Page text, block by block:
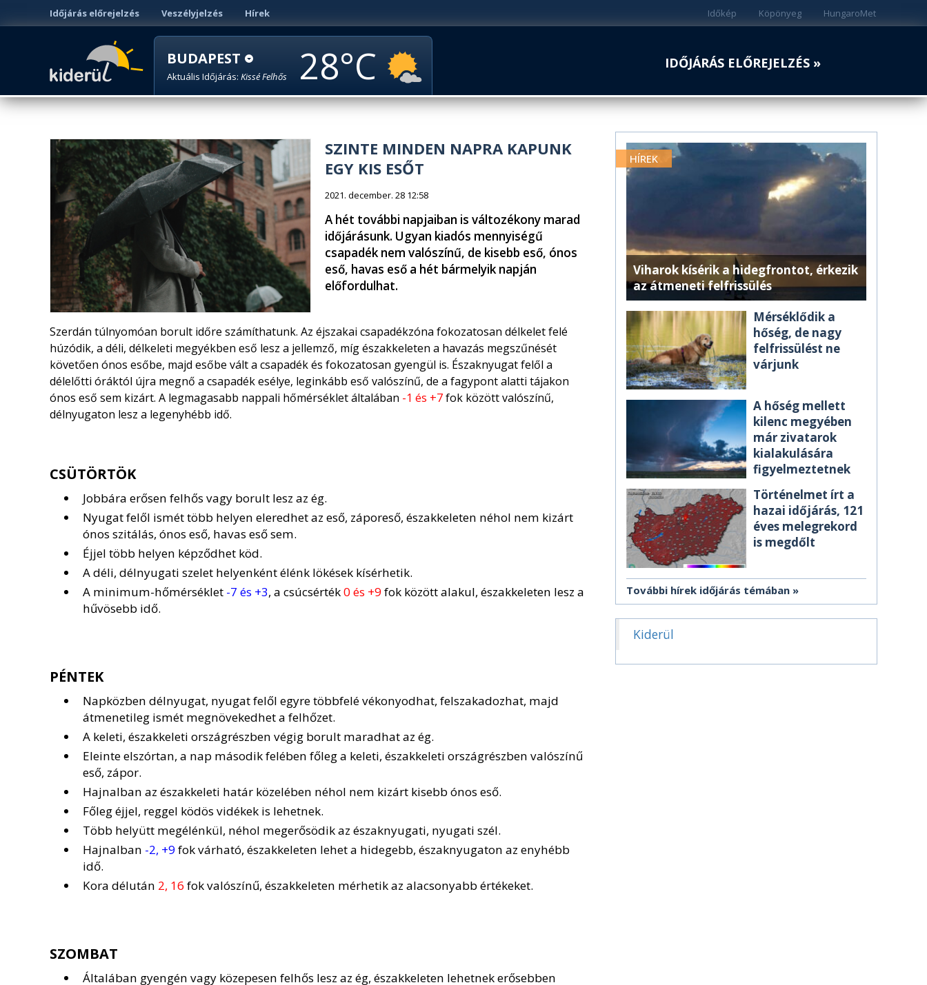
Időjárás előrejelzés Veszélyjelzés Hírek HungaroMet
Köpönyeg
Időkép
BUDAPEST
Aktuális Időjárás: Kissé Felhős 28 IDŐJÁRÁS ELŐREJELZÉS »
SZINTE MINDEN NAPRA KAPUNK
EGY KIS ESŐT
2021. december. 28 12:58
A hét további napjaiban is változékony marad
időjárásunk. Ugyan kiadós mennyiségű
csapadék nem valószínű, de kisebb eső, ónos
eső, havas eső a hét bármelyik napján
előfordulhat.
Szerdán túlnyomóan borult időre számíthatunk. Az éjszakai csapadékzóna fokozatosan délkelet felé
húzódik, a déli, délkeleti megyékben eső lesz a jellemző, míg északkeleten a havazás megszűnését
követően ónos esőbe, majd esőbe vált a csapadék és fokozatosan gyengül is. Északnyugat felől a
délelőtti óráktól újra megnő a csapadék esélye, leginkább eső valószínű, de a fagypont alatti tájakon
ónos eső sem kizárt. A legmagasabb nappali hőmérséklet általában -1 és +7fok között valószínű,
délnyugaton lesz a legenyhébb idő.
CSÜTÖRTÖK
Jobbára erősen felhős vagy borult lesz az ég.
Nyugat felől ismét több helyen eleredhet az eső, záporeső, északkeleten néhol nem kizárt
ónos szitálás, ónos eső, havas eső sem.
Éjjel több helyen képződhet köd.
A déli, délnyugati szelet helyenként élénk lökések kísérhetik.
A minimum-hőmérséklet -7 és +3, a csúcsérték0 és +9fok között alakul, északkeleten lesz a
hűvösebb idő.
PÉNTEK
Napközben délnyugat, nyugat felől egyre többfelé vékonyodhat, felszakadozhat, majd
átmenetileg ismét megnövekedhet a felhőzet.
A keleti, északkeleti országrészben végig borult maradhat az ég.
Eleinte elszórtan, a nap második felében főleg a keleti, északkeleti országrészben valószínű
eső, zápor.
Hajnalban az északkeleti határ közelében néhol nem kizárt kisebb ónos eső.
Főleg éjjel, reggel ködös vidékek is lehetnek.
Több helyütt megélénkül, néhol megerősödik az északnyugati, nyugati szél.
Hajnalban -2, +9fok várható, északkeleten lehet a hidegebb, északnyugaton az enyhébb
idő.
Kora délután 2, 16 fok valószínű, északkeleten mérhetik az alacsonyabb értékeket.
SZOMBAT
Általában gyengén vagy közepesen felhős lesz az ég, északkeleten lehetnek erősebben
HÍREK
Viharok kísérik a hidegfrontot, érkezik
az átmeneti felfrissülés
Mérséklődik a
hőség, de nagy
felfrissülést ne
várjunk
A hőség mellett
kilenc megyében
már zivatarok
kialakulására
figyelmeztetnek
Történelmet írt a
hazai időjárás, 121
éves melegrekord
is megdőlt
További hírek időjárás témában
Kiderül